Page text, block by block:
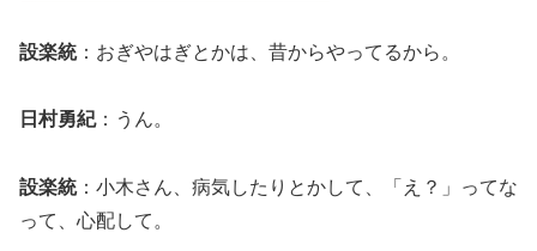
設楽統：おぎやはぎとかは、昔からやってるから。
日村勇紀：うん。
設楽統：小木さん、病気したりとかして、「え？」ってな
って、心配して。